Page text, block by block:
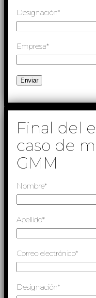
Designación*
Empresa*
Final del
caso de
GMM
Nombre*
Apellido*
Correo electrónico*
Designación*